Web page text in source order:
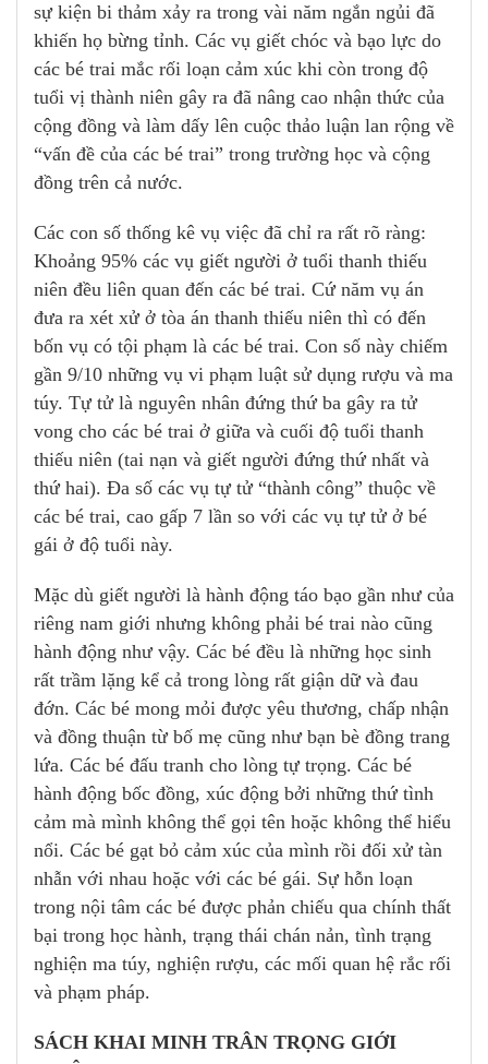
sự kiện bi thảm xảy ra trong vài năm ngắn ngủi đã
khiến họ bừng tỉnh. Các vụ giết chóc và bạo lực do
các bé trai mắc rối loạn cảm xúc khi còn trong độ
tuổi vị thành niên gây ra đã nâng cao nhận thức của
cộng đồng và làm dấy lên cuộc thảo luận lan rộng về
“vấn đề của các bé trai” trong trường học và cộng
đồng trên cả nước.
Các con số thống kê vụ việc đã chỉ ra rất rõ ràng:
Khoảng 95% các vụ giết người ở tuổi thanh thiếu
niên đều liên quan đến các bé trai. Cứ năm vụ án
đưa ra xét xử ở tòa án thanh thiếu niên thì có đến
bốn vụ có tội phạm là các bé trai. Con số này chiếm
gần 9/10 những vụ vi phạm luật sử dụng rượu và ma
túy. Tự tử là nguyên nhân đứng thứ ba gây ra tử
vong cho các bé trai ở giữa và cuối độ tuổi thanh
thiếu niên (tai nạn và giết người đứng thứ nhất và
thứ hai). Đa số các vụ tự tử “thành công” thuộc về
các bé trai, cao gấp 7 lần so với các vụ tự tử ở bé
gái ở độ tuổi này.
Mặc dù giết người là hành động táo bạo gần như của
riêng nam giới nhưng không phải bé trai nào cũng
hành động như vậy. Các bé đều là những học sinh
rất trầm lặng kể cả trong lòng rất giận dữ và đau
đớn. Các bé mong mỏi được yêu thương, chấp nhận
và đồng thuận từ bố mẹ cũng như bạn bè đồng trang
lứa. Các bé đấu tranh cho lòng tự trọng. Các bé
hành động bốc đồng, xúc động bởi những thứ tình
cảm mà mình không thể gọi tên hoặc không thể hiểu
nổi. Các bé gạt bỏ cảm xúc của mình rồi đối xử tàn
nhẫn với nhau hoặc với các bé gái. Sự hỗn loạn
trong nội tâm các bé được phản chiếu qua chính thất
bại trong học hành, trạng thái chán nản, tình trạng
nghiện ma túy, nghiện rượu, các mối quan hệ rắc rối
và phạm pháp.
SÁCH KHAI MINH TRÂN TRỌNG GIỚI